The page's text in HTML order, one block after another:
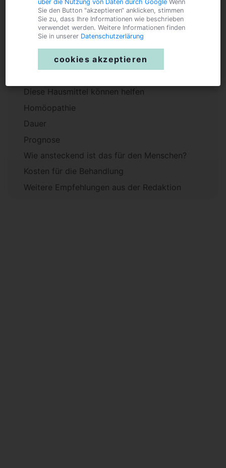
Ursachen
Diagnose
Wann muss ich zum Tierarzt?
Diese Hausmittel können helfen
Homöopathie
Dauer
Prognose
Wie ansteckend ist das für den Menschen?
Kosten für die Behandlung
Weitere Empfehlungen aus der Redaktion
über die Nutzung von Daten durch Google Wenn
Sie den Button "akzeptieren“ anklicken, stimmen
Sie zu, dass Ihre Informationen wie beschrieben
verwendet werden. Weitere Informationen finden
Sie in unserer Datenschutzerlärung
cookies akzeptieren